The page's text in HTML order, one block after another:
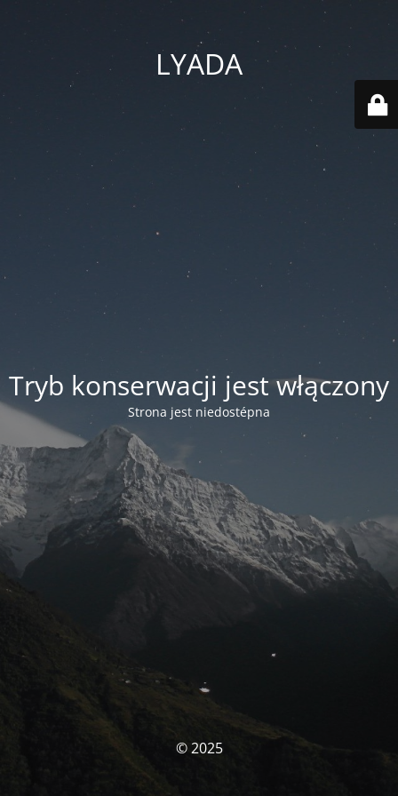
LYADA
Tryb konserwacji jest włączony
Strona jest niedostépna
© 2025